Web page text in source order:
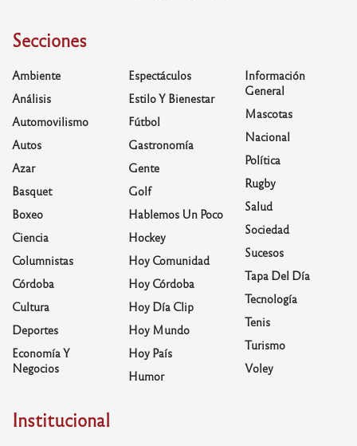
Secciones
Ambiente
Análisis
Automovilismo
Autos
Azar
Basquet
Boxeo
Ciencia
Columnistas
Córdoba
Cultura
Deportes
Economía Y
Negocios
Espectáculos
Estilo Y Bienestar
Fútbol
Gastronomía
Gente
Golf
Hablemos Un Poco
Hockey
Hoy Comunidad
Hoy Córdoba
Hoy Día Clip
Hoy Mundo
Hoy País
Humor
Información
General
Mascotas
Nacional
Política
Rugby
Salud
Sociedad
Sucesos
Tapa Del Día
Tecnología
Tenis
Turismo
Voley
Institucional